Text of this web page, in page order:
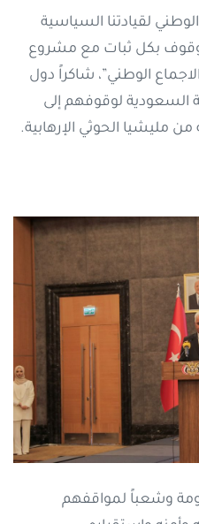
لقيادتنا السياسية
بكل ثبات مع مشروع
الوطني”، شاكراً دول
السعودية لوقوفهم إلى
مليشيا الحوثي الإرهابية.
وشعباً لمواقفهم